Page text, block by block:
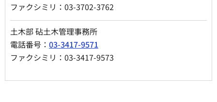
ファクシミリ：03-3702-3762
土木部 砧土木管理事務所
電話番号： 03-3417-9571
ファクシミリ：03-3417-9573